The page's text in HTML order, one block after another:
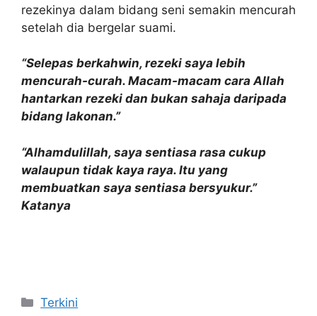
rezekinya dalam bidang seni semakin mencurah
setelah dia bergelar suami.
“Selepas berkahwin, rezeki saya lebih
mencurah-curah. Macam-macam cara Allah
hantarkan rezeki dan bukan sahaja daripada
bidang lakonan.”
“Alhamdulillah, saya sentiasa rasa cukup
walaupun tidak kaya raya. Itu yang
membuatkan saya sentiasa bersyukur.”
Katanya
Categories
Terkini